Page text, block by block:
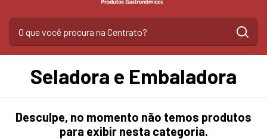
Seladora e Embaladora
Desculpe, no momento não temos produtos
para exibir nesta categoria.